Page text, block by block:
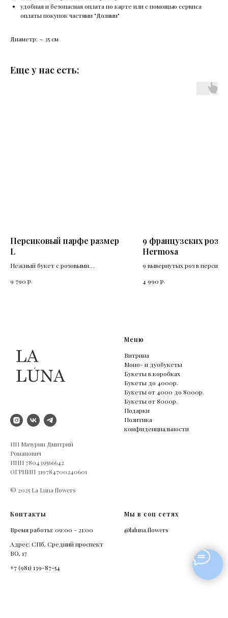
удобная и безопасная оплата по карте или с помощью сервиса
оплаты покупок частями "Долями"
Диаметр: ~ 35 см
Еще у нас есть:
Персиковый парфе размер
L
Нежный букет с розовыми
пионовидными розами.
9 790 р.
9 французских роз
Hermosa
9 вывернутых роз в
4 990 р.
ИП Мазурин Дмитрий
Романович
ИНН 780439566642
ОГРНИП 319784700240601
© 2025 La Luna flowers
Меню
Витрина
Моно- и дуобукеты
Букеты в коробках
Букеты до 4000р.
Букеты от 4000 до 8000р.
Букеты от 8000р.
Подарки
Политика
конфиденциальности
Контакты
Время работы: 09:00 - 21:00
Адрес: СПб, Средний проспект
ВО, 17
+7 (981) 139-87-54
Мы в соц сетях
@laluna.flowers